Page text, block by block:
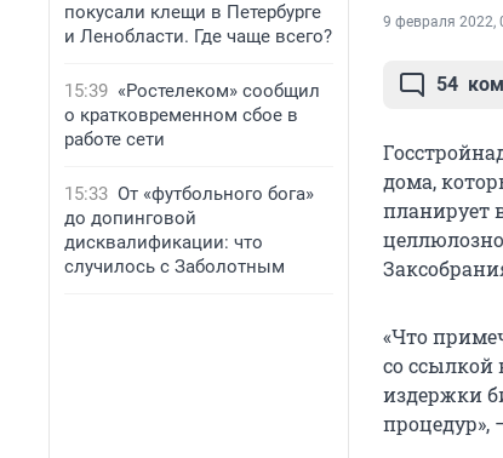
покусали клещи в Петербурге
и Ленобласти. Где чаще всего?
15:39 «Ростелеком» сообщил
о кратковременном сбое в
работе сети
15:33 От «футбольного бога»
до допинговой
дисквалификации: что
случилось с Заболотным
9 февраля 2022,
54
дома,
планирует
«Что
со ссылкой
издержки
процедур»,